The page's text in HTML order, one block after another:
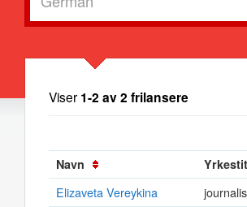
Viser 1-2 av 2 frilansere
Navn
Elizaveta Vereykina